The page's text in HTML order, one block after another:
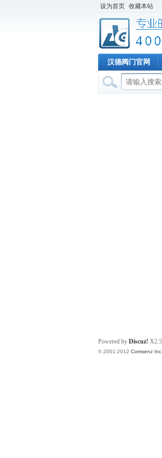
设为首页 收藏本站
汉德阀门官网
Powered by Discuz! X2.5
© 2001-2012 Comsenz Inc.